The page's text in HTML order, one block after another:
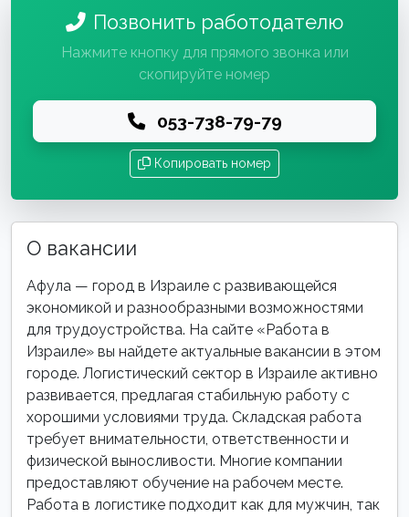
Позвонить работодателю
Нажмите кнопку для прямого звонка или
скопируйте номер
053-738-79-79
Копировать номер
О вакансии
Афула — город в Израиле с развивающейся
экономикой и разнообразными возможностями
для трудоустройства. На сайте «Работа в
Израиле» вы найдете актуальные вакансии в этом
городе. Логистический сектор в Израиле активно
развивается, предлагая стабильную работу с
хорошими условиями труда. Складская работа
требует внимательности, ответственности и
физической выносливости. Многие компании
предоставляют обучение на рабочем месте.
Работа в логистике подходит как для мужчин, так